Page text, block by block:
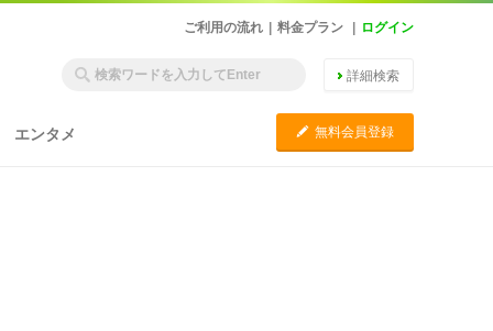
ご利用の流れ 料金プラン ログイン
詳細検索
エンタメ C 無料会員登録